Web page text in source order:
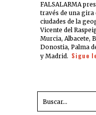
FALSALARMA
través de una gira
ciudades de la
Vicente del
Murcia, Albacete,
Donostia, Palma
y Madrid. Sigue